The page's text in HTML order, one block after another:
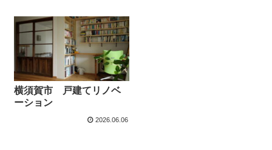
横須賀市 戸建てリノベ
ーション
2026.06.06